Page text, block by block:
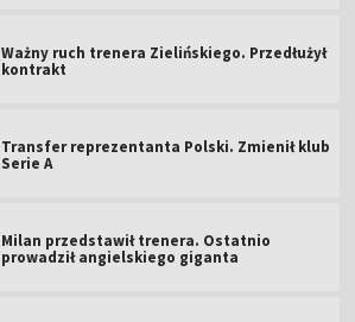
Ważny ruch trenera Zielińskiego. Przedłużył
kontrakt
Transfer reprezentanta Polski. Zmienił klub
Serie A
Milan przedstawił trenera. Ostatnio
prowadził angielskiego giganta